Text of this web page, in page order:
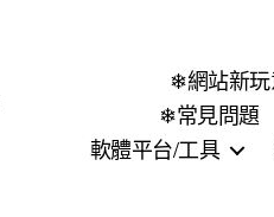
❄網站新玩
❄常見問題
軟體平台/工具